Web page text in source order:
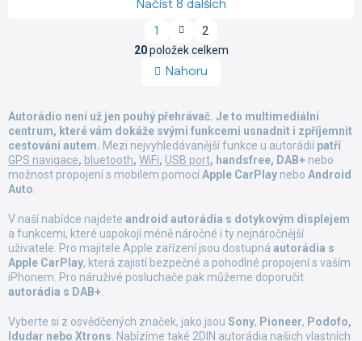
O
v
l
a
c
í
p
r
k
y
v
ý
p
u
Načíst 8 dalších
S
t
r
á
n
v
á
n
í
1
2
20položek celkem
Nahoru
Autorádio není už jen pouhý přehrávač. Je to multimediální
centrum, které vám dokáže svými funkcemi usnadnit i zpříjemnit
cestování autem. Mezi nejvyhledávanější funkce u autorádií patří
GPS navigace, bluetooth, WiFi, USB port, handsfree, DAB+ nebo
možnost propojení s mobilem pomocíApple CarPlay nebo Android
Auto.
V naší nabídce najdete android autorádia s dotykovým displejem
a funkcemi, které uspokojí méně náročné i ty nejnáročnější
uživatele. Pro majitele Apple zařízení jsou dostupná autorádia s
Apple CarPlay, která zajistí bezpečné a pohodlné propojení s vaším
iPhonem. Pro náruživé posluchače pak můžeme doporučit
autorádia s DAB+.
Vyberte si z osvědčených značek, jako jsou Sony, Pioneer, Podofo,
Idudar nebo Xtrons. Nabízíme také 2DIN autorádia našich vlastních